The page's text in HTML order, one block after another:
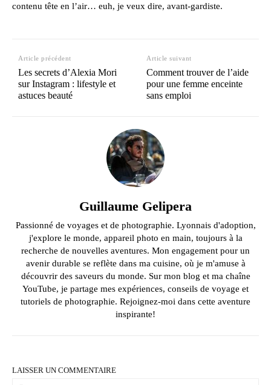
contenu tête en l’air… euh, je veux dire, avant-gardiste.
Article précédent
Les secrets d’Alexia Mori
sur Instagram : lifestyle et
astuces beauté
Article suivant
Comment trouver de l’aide
pour une femme enceinte
sans emploi
Guillaume Gelipera
Passionné de voyages et de photographie. Lyonnais d'adoption,
j'explore le monde, appareil photo en main, toujours à la
recherche de nouvelles aventures. Mon engagement pour un
avenir durable se reflète dans ma cuisine, où je m'amuse à
découvrir des saveurs du monde. Sur mon blog et ma chaîne
YouTube, je partage mes expériences, conseils de voyage et
tutoriels de photographie. Rejoignez-moi dans cette aventure
inspirante!
LAISSER UN COMMENTAIRE